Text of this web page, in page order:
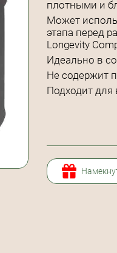
плотными и
Может
этапа перед
Longevity
Идеально в
Не содержит
Подходит для